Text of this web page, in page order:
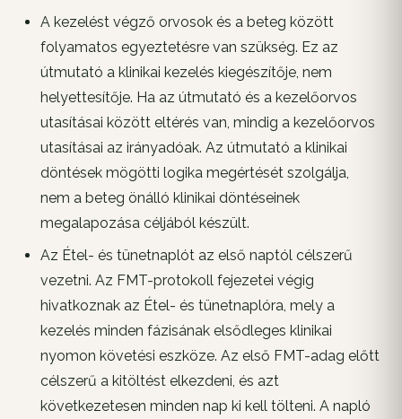
A kezelést végző orvosok és a beteg között
folyamatos egyeztetésre van szükség. Ez az
útmutató a klinikai kezelés kiegészítője, nem
helyettesítője. Ha az útmutató és a kezelőorvos
utasításai között eltérés van, mindig a kezelőorvos
utasításai az irányadóak. Az útmutató a klinikai
döntések mögötti logika megértését szolgálja,
nem a beteg önálló klinikai döntéseinek
megalapozása céljából készült.
Az Étel- és tünetnaplót az első naptól célszerű
vezetni. Az FMT-protokoll fejezetei végig
hivatkoznak az Étel- és tünetnaplóra, mely a
kezelés minden fázisának elsődleges klinikai
nyomon követési eszköze. Az első FMT-adag előtt
célszerű a kitöltést elkezdeni, és azt
következetesen minden nap ki kell tölteni. A napló